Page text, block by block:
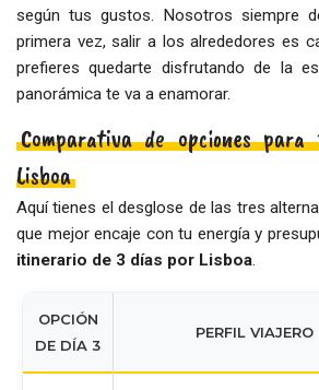
según tus gustos. Nosotros siempre
primera vez, salir a los alrededores es
prefieres quedarte disfrutando de la
panorámica te va a enamorar.
Comparativa de opciones
Lisboa
Aquí tienes el desglose de las tres
que mejor encaje con tu energía y
itinerario de 3 días por Lisboa.
OPCIÓN
DE DÍA 3
PERFIL VIAJERO